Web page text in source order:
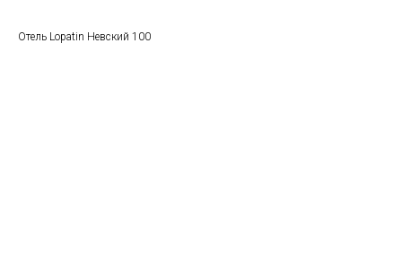
Отель Lopatin Невский 100